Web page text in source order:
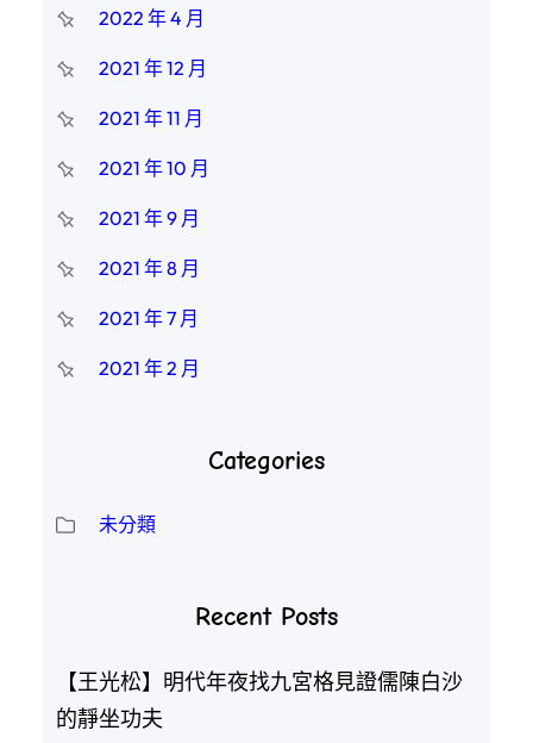
2022 年 4 月
2021 年 12 月
2021 年 11 月
2021 年 10 月
2021 年 9 月
2021 年 8 月
2021 年 7 月
2021 年 2 月
Categories
未分類
Recent Posts
【王光松】明代年夜找九宮格見證儒陳白沙
的靜坐功夫